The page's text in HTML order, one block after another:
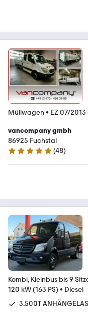
Müllwagen • EZ 07/2013
vancompany gmbh
86925 Fuchstal
5 Sterne
(48)
Kombi, Kleinbus bis 9
120 kW (163 PS) • Diesel
3.500T